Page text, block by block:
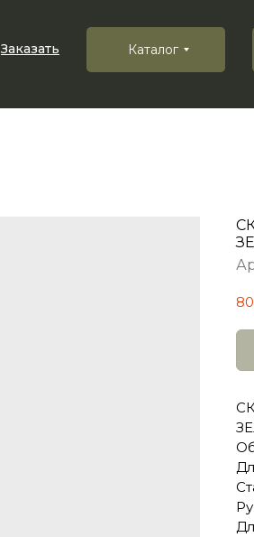
Каталог
Заказать